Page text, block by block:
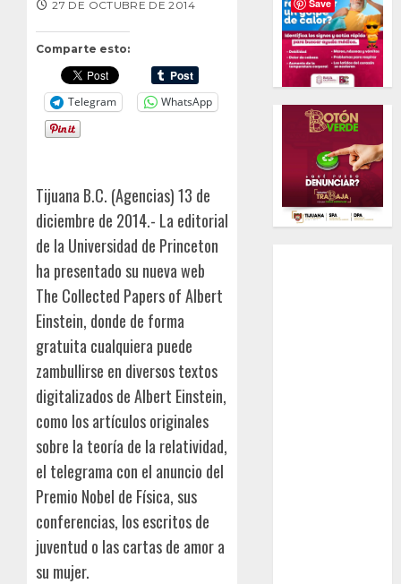
Comparte esto:
Telegram WhatsApp
27 DE OCTUBRE DE 2014
Tijuana B.C. (Agencias) 13 de
diciembre de 2014.- La editorial
de la Universidad de Princeton
ha presentado su nueva web
The Collected Papers of Albert
Einstein, donde de forma
gratuita cualquiera puede
zambullirse en diversos textos
digitalizados de Albert Einstein,
como los artículos originales
sobre la teoría de la relatividad,
el telegrama con el anuncio del
Premio Nobel de Física, sus
conferencias, los escritos de
juventud o las cartas de amor a
su mujer.
Save